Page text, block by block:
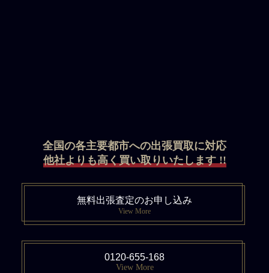
全国の各主要都市への出張買取に対応
他社よりも高く買い取りいたします !!
無料出張査定のお申し込み
View More
0120-655-168
View More